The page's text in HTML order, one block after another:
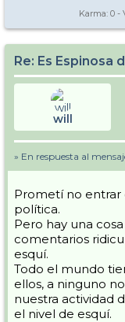
Karma: 0 -
Re: Es Espinosa
will
» En respuesta al
Prometí no entrar
política.
Pero hay una
comentarios
esquí.
Todo el mundo
ellos, a ninguno
nuestra actividad
el nivel de esquí.